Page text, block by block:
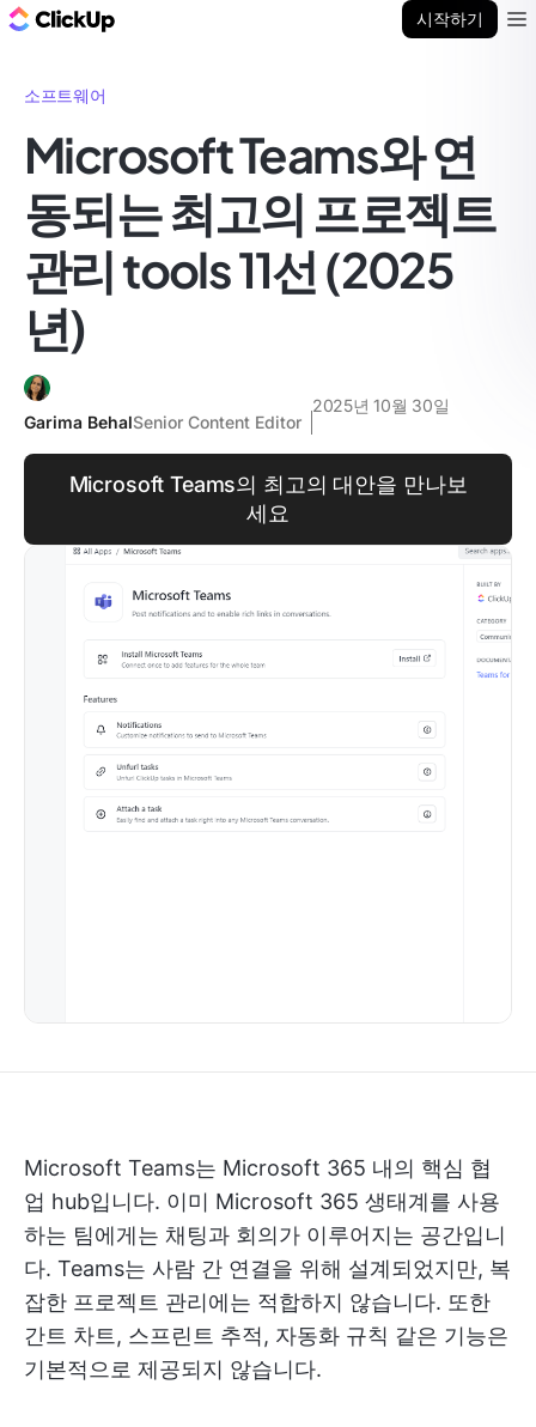
시작하기
소프트웨어
Microsoft Teams와 연
동되는 최고의 프로젝트
관리 tools 11선 (2025
년)
Garima BehalSenior Content Editor
2025년 10월 30일
Microsoft Teams의 최고의 대안을 만나보
세요
Microsoft Teams는 Microsoft 365 내의 핵심 협
업 hub입니다. 이미 Microsoft 365 생태계를 사용
하는 팀에게는 채팅과 회의가 이루어지는 공간입니
다. Teams는 사람 간 연결을 위해 설계되었지만, 복
잡한 프로젝트 관리에는 적합하지 않습니다. 또한
간트 차트, 스프린트 추적, 자동화 규칙 같은 기능은
기본적으로 제공되지 않습니다.